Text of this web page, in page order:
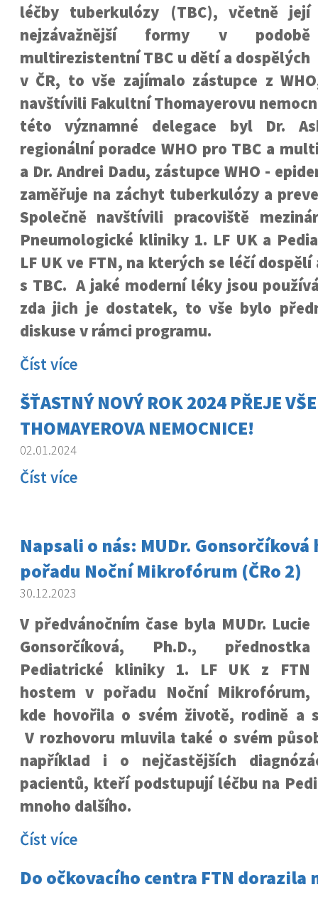
léčby tuberkulózy (TBC), včetně její
nejzávažnější formy v podobě
multirezistentní TBC u dětí a dospělých
v ČR, to vše zajímalo zástupce z
navštívili Fakultní Thomayerovu
této významné delegace byl Dr.
regionální poradce WHO pro TBC a
a Dr. Andrei Dadu, zástupce WHO -
zaměřuje na záchyt tuberkulózy a
Společně navštívili pracoviště
Pneumologické kliniky 1. LF UK a
LF UK ve FTN, na kterých se léčí
s TBC. A jaké moderní léky jsou
zda jich je dostatek, to vše bylo
diskuse v rámci programu.
Číst více
ŠŤASTNÝ NOVÝ ROK 2024 PŘEJE
THOMAYEROVA NEMOCNICE!
02.01.2024
Číst více
Napsali o nás: MUDr. Gonsorčíková
pořadu Noční Mikrofórum (ČRo 2)
30.12.2023
V předvánočním čase byla MUDr. Lucie
Gonsorčíková, Ph.D., přednostka
Pediatrické kliniky 1. LF UK z FTN
hostem v pořadu Noční Mikrofórum,
kde hovořila o svém životě, rodině a
V rozhovoru mluvila také o svém
například i o nejčastějších
pacientů, kteří podstupují léčbu na
mnoho dalšího.
Číst více
Do očkovacího centra FTN dorazila